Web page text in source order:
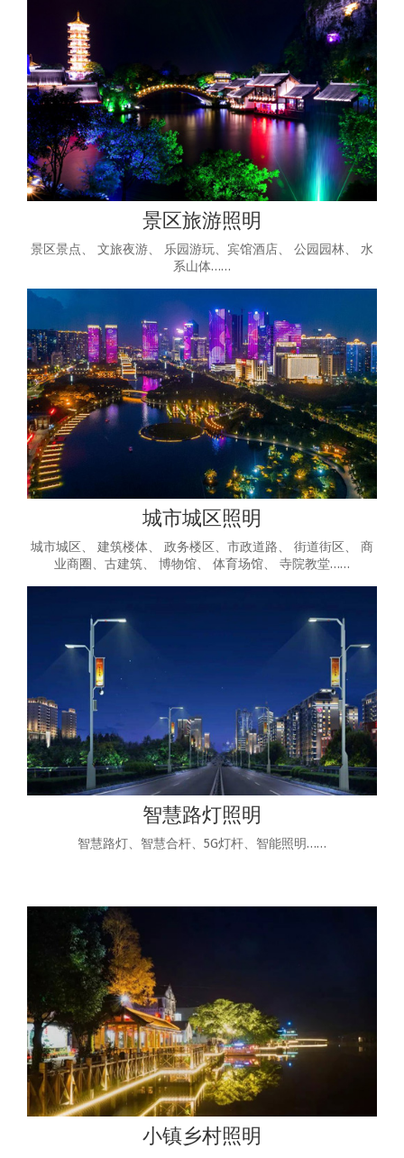
景区旅游照明
景区景点、 文旅夜游、 乐园游玩、宾馆酒店、 公园园林、 水
系山体……
城市城区照明
城市城区、 建筑楼体、 政务楼区、市政道路、 街道街区、 商
业商圈、古建筑、 博物馆、 体育场馆、 寺院教堂……
智慧路灯照明
智慧路灯、智慧合杆、5G灯杆、智能照明……
小镇乡村照明